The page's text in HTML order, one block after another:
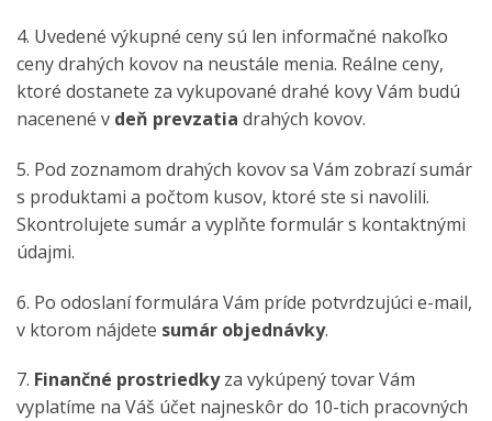
4. Uvedené výkupné ceny sú len informačné nakoľko
ceny drahých kovov na neustále menia. Reálne ceny,
ktoré dostanete za vykupované drahé kovy Vám budú
nacenené v deň prevzatia drahých kovov.
5. Pod zoznamom drahých kovov sa Vám zobrazí sumár
s produktami a počtom kusov, ktoré ste si navolili.
Skontrolujete sumár a vyplňte formulár s kontaktnými
údajmi.
6. Po odoslaní formulára Vám príde potvrdzujúci e-mail,
v ktorom nájdete sumár objednávky.
7. Finančné prostriedkyza vykúpený tovar Vám
vyplatíme na Váš účet najneskôr do 10-tich pracovných